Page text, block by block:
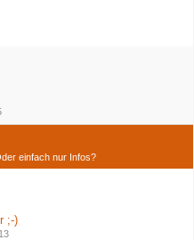
einfach nur Infos?
;-)